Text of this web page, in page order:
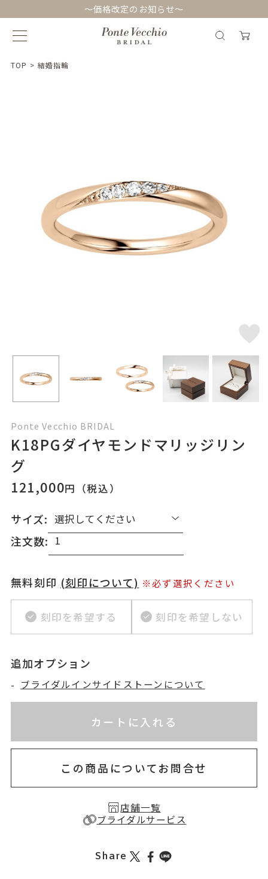
～価格改定のお知らせ～
TOP > 結婚指輪
Ponte Vecchio BRIDAL
K18PGダイヤモンドマリッジリン
グ
121,000円（税込）
サイズ:
注文数:
無料刻印 (刻印について) ※必ず選択ください
刻印を希望する 刻印を希望しない
追加オプション
- ブライダルインサイドストーンについて
お届け目安：約2ヶ月以内カートに入れる
この商品についてお問合せ
店舗一覧
ブライダルサービス
Share